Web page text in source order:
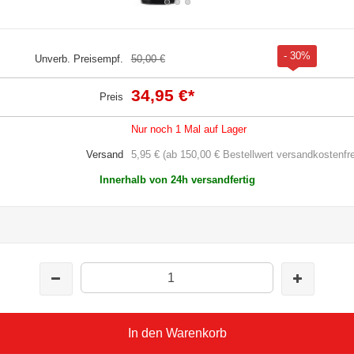
Unverb. Preisempf. 50,00 € - 30%
Preis 34,95 €*
Nur noch 1 Mal auf Lager
Versand 5,95 € (ab 150,00 € Bestellwert
Innerhalb von 24h versandfertig
In den Warenkorb